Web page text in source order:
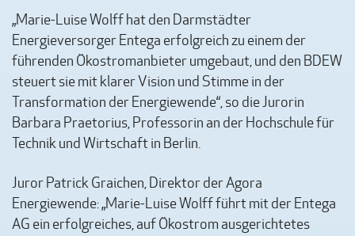
„Marie-Luise Wolff hat den Darmstädter
Energieversorger Entega erfolgreich zu einem der
führenden Ökostromanbieter umgebaut, und den BDEW
steuert sie mit klarer Vision und Stimme in der
Transformation der Energiewende“, so die Jurorin
Barbara Praetorius, Professorin an der Hochschule für
Technik und Wirtschaft in Berlin.
Juror Patrick Graichen, Direktor der Agora
Energiewende: „Marie-Luise Wolff führt mit der Entega
AG ein erfolgreiches, auf Ökostrom ausgerichtetes